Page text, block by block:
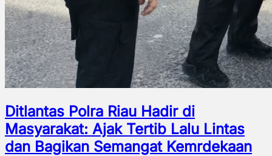
Ditlantas Polra Riau Hadir di
Masyarakat: Ajak Tertib Lalu Lintas
dan Bagikan Semangat Kemrdekaan